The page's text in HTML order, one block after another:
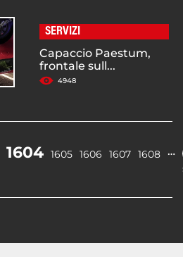
SERVIZI
Capaccio Paestum,
frontale sull...
4948
1604 1605 1606 1607 1608 …